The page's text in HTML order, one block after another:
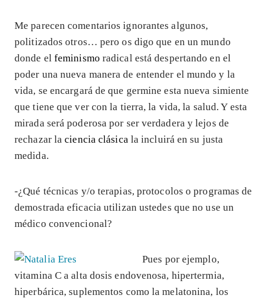
Me parecen comentarios ignorantes algunos,
politizados otros… pero os digo que en un mundo
donde el feminismo radical está despertando en el
poder una nueva manera de entender el mundo y la
vida, se encargará de que germine esta nueva simiente
que tiene que ver con la tierra, la vida, la salud. Y esta
mirada será poderosa por ser verdadera y lejos de
rechazar laciencia clásica la incluirá en su justa
medida.
-¿Qué técnicas y/o terapias, protocolos o programas de
demostrada eficacia utilizan ustedes que no use un
médico convencional?
Pues por ejemplo,
vitamina C a alta dosis endovenosa, hipertermia,
hiperbárica, suplementos como la melatonina, los